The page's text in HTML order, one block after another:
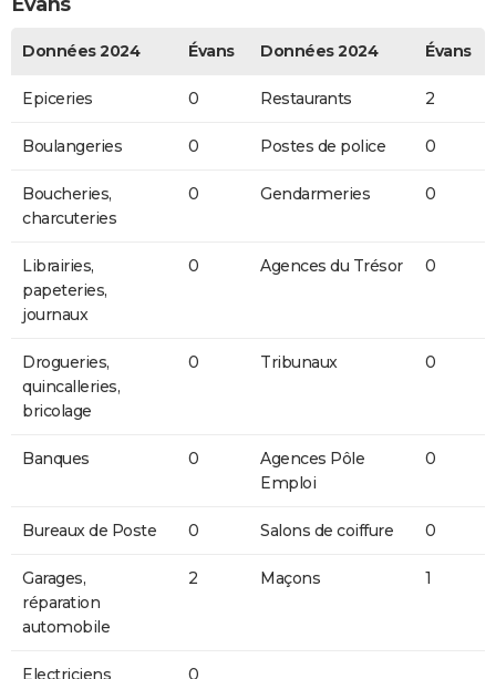
Données 2024 Évans Données 2024 Évans
Epiceries 0 Restaurants 2
Boulangeries 0 Postes de police 0
Boucheries,
charcuteries
0 Gendarmeries 0
Librairies,
papeteries,
journaux
0 Agences du Trésor 0
Drogueries,
quincalleries,
bricolage
0 Tribunaux 0
Banques 0
Agences Pôle
Emploi
0
Bureaux de Poste 0 Salons de coiffure 0
Garages,
réparation
automobile
2 Maçons 1
Electriciens 0